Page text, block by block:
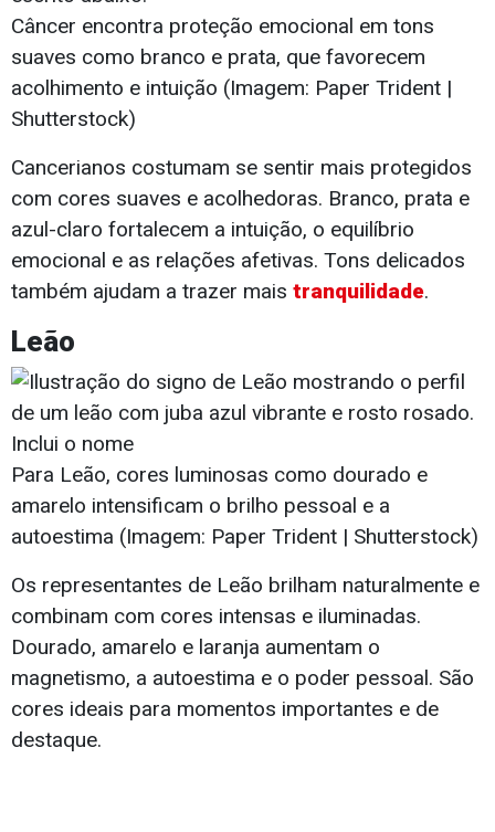
Câncer encontra proteção emocional em tons
suaves como branco e prata, que favorecem
acolhimento e intuição (Imagem: Paper Trident |
Shutterstock)
Cancerianos costumam se sentir mais protegidos
com cores suaves e acolhedoras. Branco, prata e
azul-claro fortalecem a intuição, o equilíbrio
emocional e as relações afetivas. Tons delicados
também ajudam a trazer mais tranquilidade.
Leão
Para Leão, cores luminosas como dourado e
amarelo intensificam o brilho pessoal e a
autoestima (Imagem: Paper Trident | Shutterstock)
Os representantes de Leão brilham naturalmente e
combinam com cores intensas e iluminadas.
Dourado, amarelo e laranja aumentam o
magnetismo, a autoestima e o poder pessoal. São
cores ideais para momentos importantes e de
destaque.